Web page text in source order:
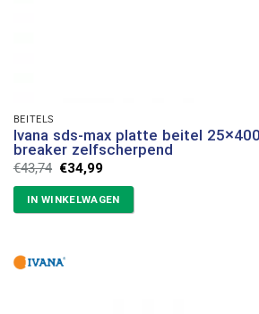
BEITELS
Ivana sds-max platte beitel
breaker zelfscherpend
€43,74 Oorspronkelijke
prijs
was:
€43,74.
€34,99Huidige
is:
€34,99.
IN WINKELWAGEN